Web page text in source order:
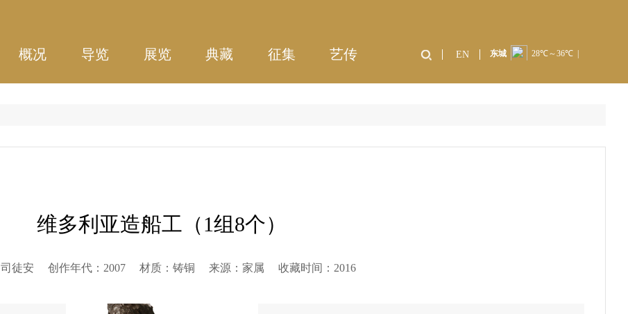
EN
概况 导览 展览 典藏 征集 艺传
维多利亚造船工（1组8个）
司徒安 创作年代： 2007 材质： 铸铜 来源： 家属 收藏时间： 2016